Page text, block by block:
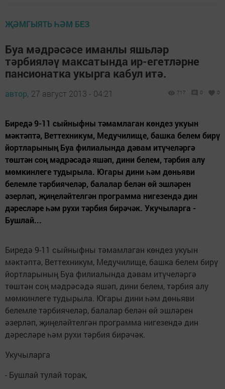
ҖӘМГЫЯТЬ ҺӘМ БЕЗ
Буа мәдрәсәсе иманлы яшьләр
тәрбияләү максатында ир-егетләрне
пансионатка укырга кабул итә.
автор, 27 август 2013 - 04:21 717 0 0
Биредә 9-11 сыйныфны тәмамлаган көндез укуын
мәктәптә, Веттехникум, Медучилище, башка белем бирү
йортларының Буа филиалында дәвам итүчеләргә
төштән соң мәдрәсәдә яшәп, дини белем, тәрбия алу
мөмкинлеге тудырыла. Югары дини һәм дөньяви
белемле тәрбиячеләр, балалар белән өй эшләрен
әзерләп, җиңеләйтелгән программа нигезендә дин
дәресләре һәм рухи тәрбия бирәчәк. Укучыларга -
Бушлай...
Биредә 9-11 сыйныфны тәмамлаган көндез укуын
мәктәптә, Веттехникум, Медучилище, башка белем бирү
йортларының Буа филиалында дәвам итүчеләргә
төштән соң мәдрәсәдә яшәп, дини белем, тәрбия алу
мөмкинлеге тудырыла. Югары дини һәм дөньяви
белемле тәрбиячеләр, балалар белән өй эшләрен
әзерләп, җиңеләйтелгән программа нигезендә дин
дәресләре һәм рухи тәрбия бирәчәк.
Укучыларга
- Бушлай тулай торак,